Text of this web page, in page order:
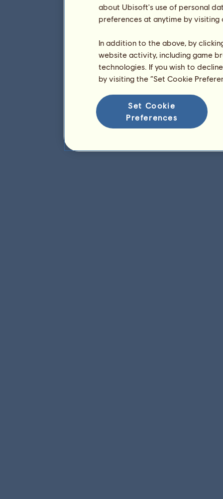
about Ubisoft's use of personal
preferences at anytime by
In addition to the above, by
website activity, including game
technologies. If you wish to
by visiting the “Set Cookie
Set Cookie
Preferences